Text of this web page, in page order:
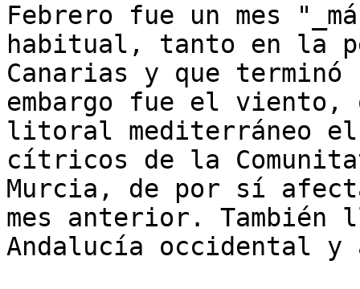
Febrero fue un mes
habitual, tanto en la
Canarias y que
embargo fue el viento,
litoral mediterráneo el
cítricos de la
Murcia, de por sí
mes anterior.
Andalucía occidental